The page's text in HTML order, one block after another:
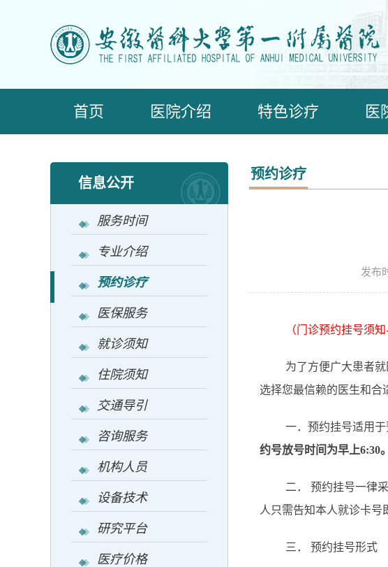
首页 医院介绍 特色诊疗 医
信息公开
服务时间
专业介绍
预约诊疗
医保服务
就诊须知
住院须知
交通导引
咨询服务
机构人员
设备技术
研究平台
医疗价格
预约诊疗
发布
（门诊预约挂号须
为了方便广大患者
选择您最信赖的医生和合
一．预约挂号适用
约号放号时间为早上6:30。
二． 预约挂号一律
人只需告知本人就诊卡号
三． 预约挂号形式